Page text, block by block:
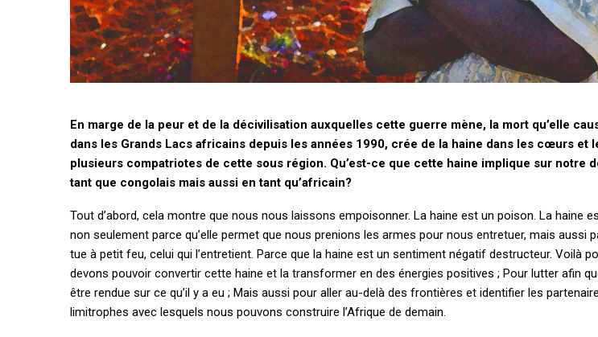
En marge de la peur et de la décivilisation auxquelles cette guerre mène, la mort qu’elle
dans les Grands Lacs africains depuis les années 1990, crée de la haine dans les cœurs et
plusieurs compatriotes de cette sous région. Qu’est-ce que cette haine implique sur notre
tant que congolais mais aussi en tant qu’africain?
Tout d’abord, cela montre que nous nous laissons empoisonner. La haine est un poison. La haine
non seulement parce qu’elle permet que nous prenions les armes pour nous entretuer, mais aussi
tue à petit feu, celui qui l’entretient. Parce que la haine est un sentiment négatif destructeur. Voilà
devons pouvoir convertir cette haine et la transformer en des énergies positives ; Pour lutter afin
être rendue sur ce qu’il y a eu ; Mais aussi pour aller au-delà des frontières et identifier les
limitrophes avec lesquels nous pouvons construire l’Afrique de demain.